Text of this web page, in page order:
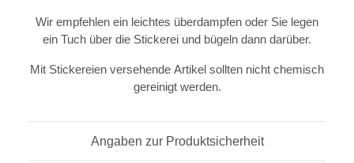
Wir empfehlen ein leichtes überdampfen oder Sie legen
ein Tuch über die Stickerei und bügeln dann darüber.
Mit Stickereien versehende Artikel sollten nicht chemisch
gereinigt werden.
Angaben zur Produktsicherheit